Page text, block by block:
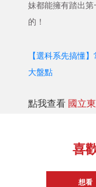
妹都能擁有踏出
的！
【選科系先搞懂
大盤點
點我查看 國立
喜
想看